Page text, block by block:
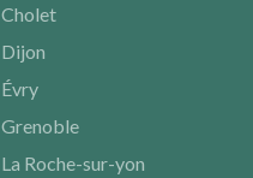
Cholet
Dijon
Évry
Grenoble
La Roche-sur-yon